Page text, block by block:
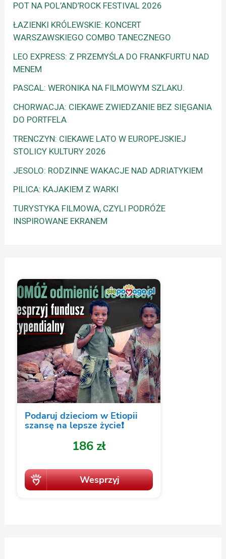
POT NA POL’AND’ROCK FESTIVAL 2026
ŁAZIENKI KRÓLEWSKIE: KONCERT
WARSZAWSKIEGO COMBO TANECZNEGO
LEO EXPRESS: Z PRZEMYŚLA DO FRANKFURTU NAD
MENEM
PASCAL: WERONIKA NA FILMOWYM SZLAKU.
CHORWACJA: CIEKAWE ZWIEDZANIE BEZ SIĘGANIA
DO PORTFELA
TRENCZYN: CIEKAWE LATO W EUROPEJSKIEJ
STOLICY KULTURY 2026
JESOLO: RODZINNE WAKACJE NAD ADRIATYKIEM
PILICA: KAJAKIEM Z WARKI
TURYSTYKA FILMOWA, CZYLI PODRÓŻE
INSPIROWANE EKRANEM